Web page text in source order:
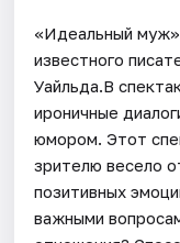
«Идеальный
известного
Уайльда.В
ироничные
юмором. Этот
зрителю весело
позитивных
важными